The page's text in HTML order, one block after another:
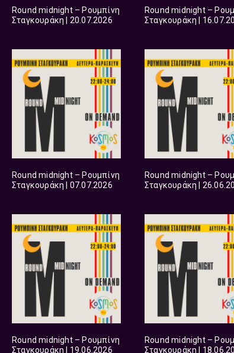
Round midnight – Ρουμπίνη
Σταγκουράκη | 20.07.2026
Round midnight –
Σταγκουράκη |
Round midnight – Ρουμπίνη
Σταγκουράκη | 07.07.2026
Round midnight –
Σταγκουράκη |
Round midnight – Ρουμπίνη
Σταγκουράκη | 19.06.2026
Round midnight –
Σταγκουράκη |